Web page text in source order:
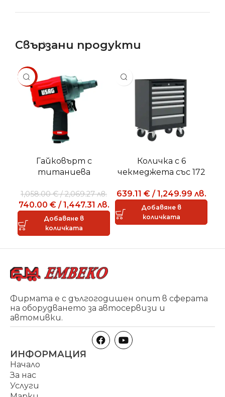
Свързани продукти
SALE
Гайковърт с
титаниева
PD1 3/4″
1,058.00€ /2,069.27лв.
740.00 € /1,447.31 лв.
Добавяне в
количката
Количка с 6
чекмеджета със 172
639.11 € /1,249.99 лв.
Добавяне в
количката
Фирмата е с дългогодишен опит в сферата
на оборудването за автосервизи и
автомивки.
ИНФОРМАЦИЯ
Начало
За нас
Услуги